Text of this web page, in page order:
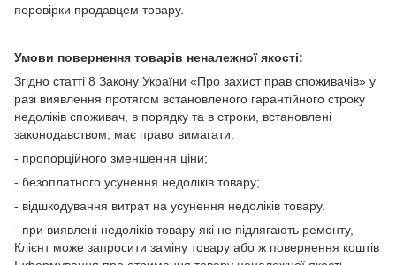
перевірки продавцем товару.
Умови повернення товарів неналежної якості:
Згідно статті 8 Закону України «Про захист прав споживачів» у
разі виявлення протягом встановленого гарантійного строку
недоліків споживач, в порядку та в строки, встановлені
законодавством, має право вимагати:
- пропорційного зменшення ціни;
- безоплатного усунення недоліків товару;
- відшкодування витрат на усунення недоліків товару.
- при виявлені недоліків товару які не підлягають ремонту,
Клієнт може запросити заміну товару або ж повернення коштів